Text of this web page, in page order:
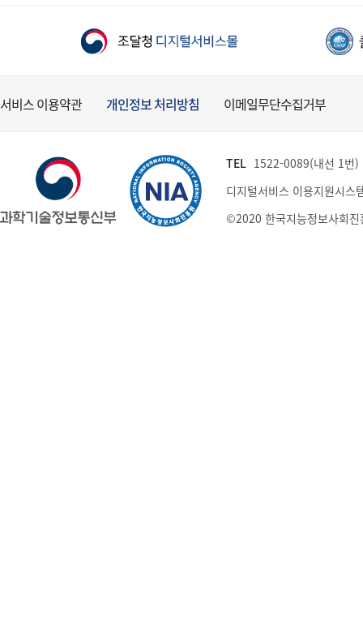
서비스 이용약관 개인정보 처리방침 이메일무단수집거부
TEL 1522-0089(내선 1번
디지털서비스 이용지원시스
©2020 한국지능정보사회진